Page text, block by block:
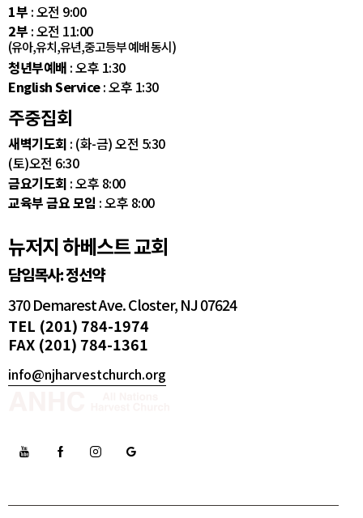
1부 : 오전 9:00
2부 : 오전 11:00
(유아,유치,유년,중고등부 예배 동시)
청년부예배 : 오후 1:30
English Service: 오후 1:30
주중집회
새벽기도회 : (화-금) 오전 5:30
(토)오전 6:30
금요기도회 : 오후 8:00
교육부 금요 모임 : 오후 8:00
뉴저지 하베스트 교회
담임목사: 정선약
370 Demarest Ave. Closter, NJ 07624
TEL (201) 784-1974
FAX (201) 784-1361
info@njharvestchurch.org